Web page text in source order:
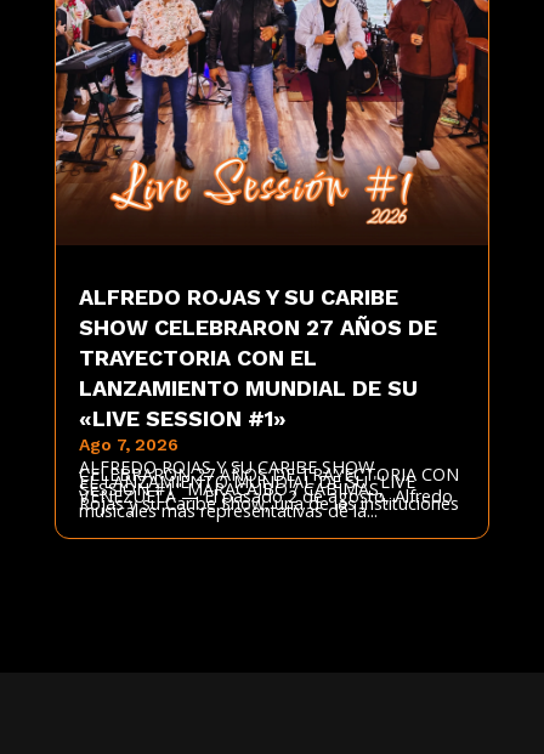
ALFREDO ROJAS Y SU CARIBE
SHOW CELEBRARON 27 AÑOS DE
TRAYECTORIA CON EL
LANZAMIENTO MUNDIAL DE SU
«LIVE SESSION #1»
Ago 7, 2026
ALFREDO ROJAS Y SU CARIBE SHOW
CELEBRARON 27 AÑOS DE TRAYECTORIA CON
EL LANZAMIENTO MUNDIAL DE SU "LIVE
SESSION #1" MARACAIBO / CABIMAS,
VENEZUELA — El pasado 2 de agosto, Alfredo
Rojas y su Caribe Show, una de las instituciones
musicales más representativas de la...